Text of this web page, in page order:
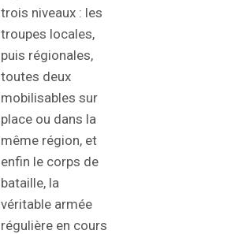
trois niveaux : les
troupes locales,
puis régionales,
toutes deux
mobilisables sur
place ou dans la
même région, et
enfin le corps de
bataille, la
véritable armée
régulière en cours